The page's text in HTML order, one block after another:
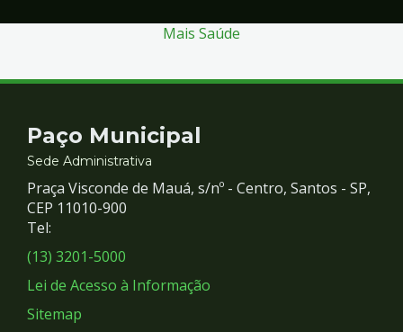
Mais Saúde
Contato
e
Redes
Sociais
Paço Municipal
Sede Administrativa
Praça Visconde de Mauá, s/nº - Centro, Santos - SP,
CEP 11010-900
Tel:
(13) 3201-5000
Lei de Acesso à Informação
Sitemap